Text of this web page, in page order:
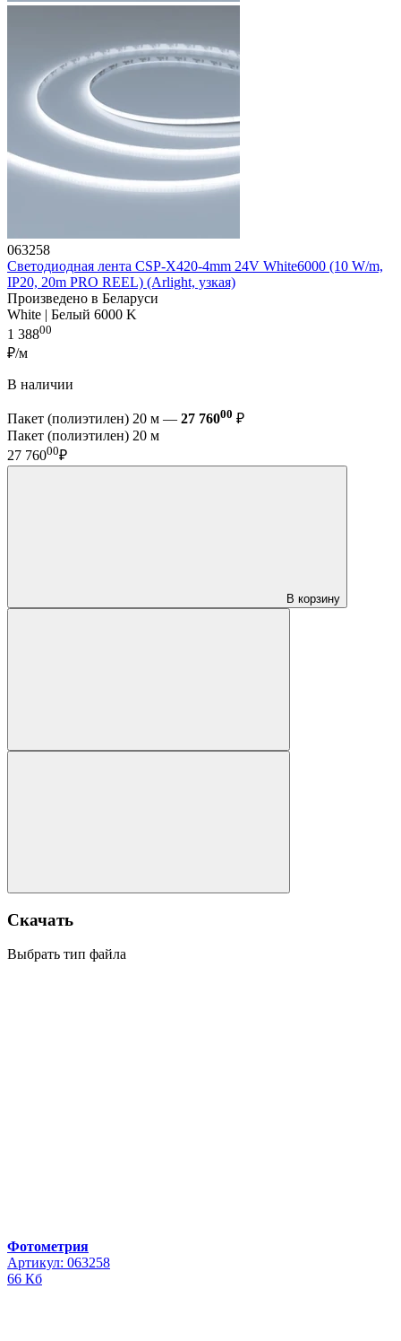
063258
Светодиодная лента CSP-X420-4mm 24V White6000 (10 W/m,
IP20, 20m PRO REEL) (Arlight, узкая)
Произведено в Беларуси
White | Белый 6000 K
1 38800
₽/м
В наличии
Пакет (полиэтилен) 20 м — 27 76000 ₽
Пакет (полиэтилен) 20 м
27 76000₽
В корзину
Скачать
Выбрать тип файла
Фотометрия
Артикул: 063258
66 Кб